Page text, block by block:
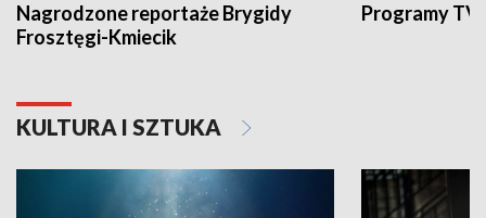
Nagrodzone reportaże Brygidy
Frosztęgi-Kmiecik
Programy
KULTURA I SZTUKA